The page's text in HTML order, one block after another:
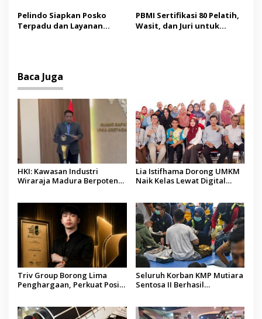
Kebakaran KMP Mutiara
Sentosa II
Dipenuhi, Evakuasi Terus
Berlanjut
Pelindo Siapkan Posko
Terpadu dan Layanan
PBMI Sertifikasi 80 Pelatih,
Wasit, dan Juri untuk
Baca Juga
HKI: Kawasan Industri
Wiraraja Madura Berpotensi
Lia Istifhama Dorong UMKM
Naik Kelas Lewat Digital
Triv Group Borong Lima
Penghargaan, Perkuat Posisi
Seluruh Korban KMP Mutiara
Sentosa II Berhasil